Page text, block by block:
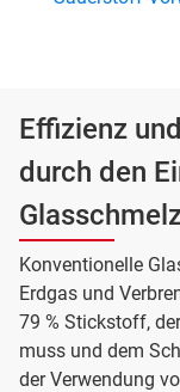
Effizienz
durch den
Konventionelle
Erdgas und
79 % Stickstoff,
muss und dem
der Verwendung